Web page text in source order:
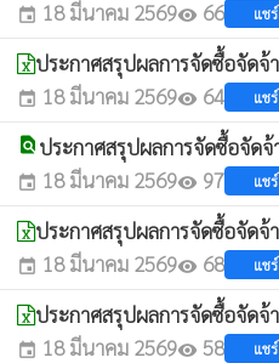
event 18 มีนาคม 2569visibility 66 แชร์
ประกาศสรุปผลการจัดซื้อจัด
event 18 มีนาคม 2569visibility 64 แชร์
find_in_page ประกาศสรุปผลการจัดซื้อจัด
event 18 มีนาคม 2569visibility 97 แชร์
ประกาศสรุปผลการจัดซื้อจัดจ้
event 18 มีนาคม 2569visibility 68 แชร์
ประกาศสรุปผลการจัดซื้อจัด
event 18 มีนาคม 2569visibility 58 แชร์